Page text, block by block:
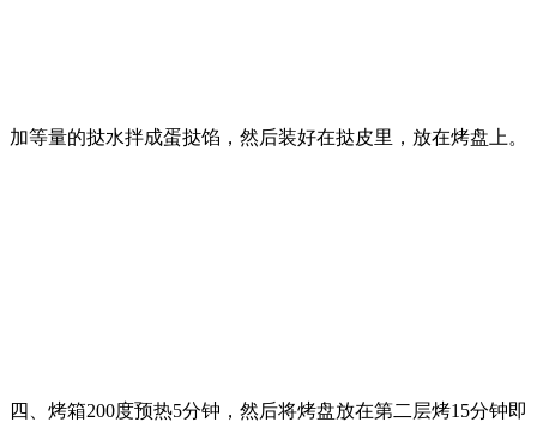
加等量的挞水拌成蛋挞馅，然后装好在挞皮里，放在烤盘上。
四、烤箱200度预热5分钟，然后将烤盘放在第二层烤15分钟即